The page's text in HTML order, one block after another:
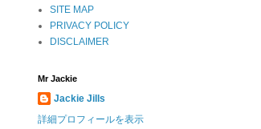
SITE MAP
PRIVACY POLICY
DISCLAIMER
Mr Jackie
Jackie Jills
詳細プロフィールを表示